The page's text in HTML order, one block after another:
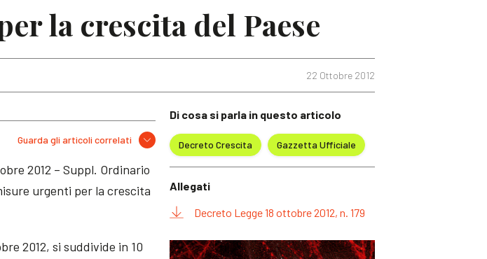
la crescita del Paese
22 Ottobre 2012
Guarda gli articoli correlati
2012 – Suppl. Ordinario
urgenti per la crescita
2012, si suddivide in 10
Di cosa si parla in questo articolo
Decreto Crescita Gazzetta Ufficiale
Allegati
Decreto Legge 18 ottobre 2012, n. 179